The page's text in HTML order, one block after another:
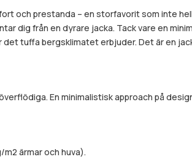
och prestanda – en storfavorit som inte
från en dyrare jacka. Tack vare en
tuffa bergsklimatet erbjuder. Det är en
En minimalistisk approach på
ärmar och huva).